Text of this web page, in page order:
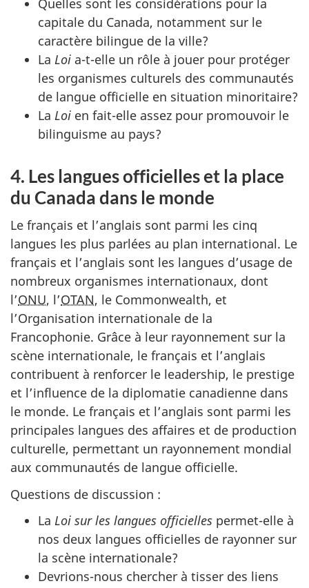
capitale du Canada, notamment sur le
caractère bilingue de la ville?
La Loi a-t-elle un rôle à jouer pour protéger
les organismes culturels des communautés
de langue officielle en situation minoritaire?
La Loi en fait-elle assez pour promouvoir le
bilinguisme au pays?
4. Les langues officielles et la place
du Canada dans le monde
Le français et l’anglais sont parmi les cinq
langues les plus parlées au plan international. Le
français et l’anglais sont les langues d’usage de
nombreux organismes internationaux, dont
l’ONU, l’OTAN, le Commonwealth, et
l’Organisation internationale de la
Francophonie. Grâce à leur rayonnement sur la
scène internationale, le français et l’anglais
contribuent à renforcer le leadership, le prestige
et l’influence de la diplomatie canadienne dans
le monde. Le français et l’anglais sont parmi les
principales langues des affaires et de production
culturelle, permettant un rayonnement mondial
aux communautés de langue officielle.
Questions de discussion :
La Loi sur les langues officielles permet-elle à
nos deux langues officielles de rayonner sur
la scène internationale?
Devrions-nous chercher à tisser des liens